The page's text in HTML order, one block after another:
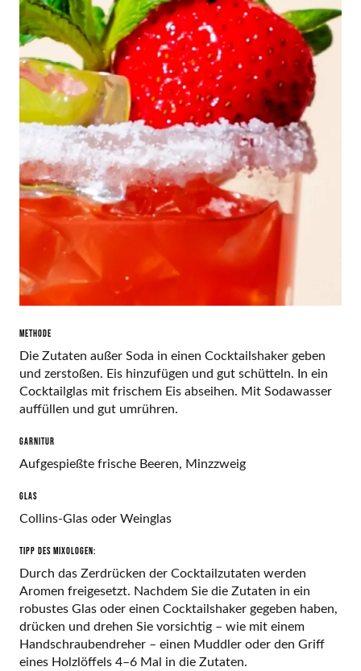
METHODE
Die Zutaten außer Soda in einen Cocktailshaker geben
und zerstoßen. Eis hinzufügen und gut schütteln. In ein
Cocktailglas mit frischem Eis abseihen. Mit Sodawasser
auffüllen und gut umrühren.
GARNITUR
Aufgespießte frische Beeren, Minzzweig
GLAS
Collins-Glas oder Weinglas
Tipp des Mixologen:
Durch das Zerdrücken der Cocktailzutaten werden
Aromen freigesetzt. Nachdem Sie die Zutaten in ein
robustes Glas oder einen Cocktailshaker gegeben haben,
drücken und drehen Sie vorsichtig – wie mit einem
Handschraubendreher – einen Muddler oder den Griff
eines Holzlöffels 4–6 Mal in die Zutaten.